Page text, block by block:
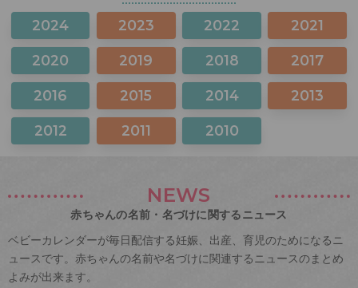
2024 2023 2022 2021
2020 2019 2018 2017
2016 2015 2014 2013
2012 2011 2010
NEWS
赤ちゃんの名前・名づけに関するニュース
ベビーカレンダーが毎日配信する妊娠、出産、育児のためになるニ
ュースです。赤ちゃんの名前や名づけに関連するニュースのまとめ
よみが出来ます。